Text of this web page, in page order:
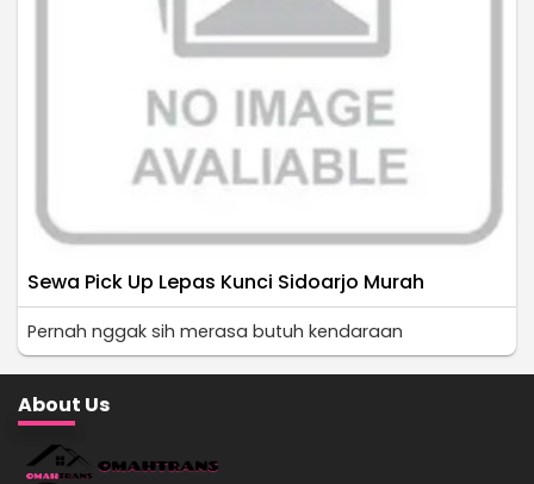
Sewa Pick Up Lepas Kunci Sidoarjo Murah
Pernah nggak sih merasa butuh kendaraan
About Us